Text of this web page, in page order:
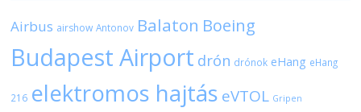
Airbus airshow Antonov Balaton Boeing
Budapest Airport drón drónok eHang eHang
216 elektromos hajtás eVTOL Gripen